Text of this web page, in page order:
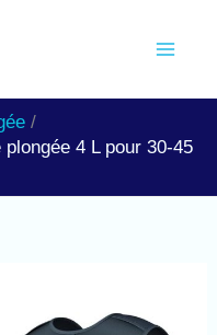
4 L pour 30-45